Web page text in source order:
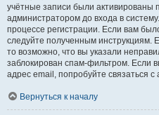
учётные записи были активированы
администратором до входа в
процессе регистрации. Если вам
следуйте полученным инструкциям.
то возможно, что вы указали
заблокирован спам-фильтром. Если
адрес email, попробуйте связаться
Вернуться к началу